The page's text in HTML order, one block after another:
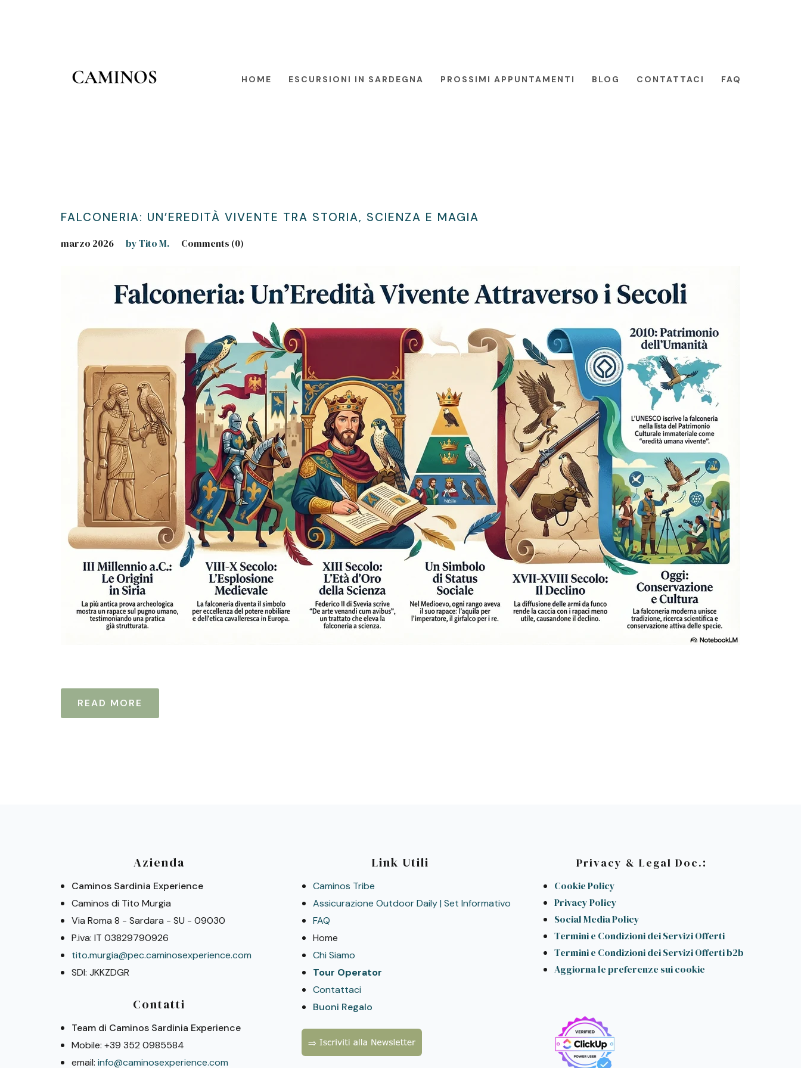
HOME ESCURSIONI IN SARDEGNA PROSSIMI APPUNTAMENTI BLOG CONTATTACI FAQ
FALCONERIA: UN’EREDITÀ VIVENTE TRA STORIA, SCIENZA E MAGIA
marzo 2026 by Tito M. Comments (0)
READ MORE
Azienda
Caminos Sardinia Experience
Caminos di Tito Murgia
Via Roma 8 - Sardara - SU - 09030
P.iva: IT 03829790926
tito.murgia@pec.caminosexperience.com
SDI: JKKZDGR
Contatti
Team di Caminos Sardinia Experience
Mobile: +39 352 0985584
email: info@caminosexperience.com
Link Utili
Caminos Tribe
Assicurazione Outdoor Daily | Set Informativo
FAQ
Home
Chi Siamo
Tour Operator
Contattaci
Buoni Regalo
Privacy & Legal Doc.:
Cookie Policy
Privacy Policy
Social Media Policy
Termini e Condizioni dei Servizi Offerti
Termini e Condizioni dei Servizi Offerti b2b
Aggiorna le preferenze sui cookie